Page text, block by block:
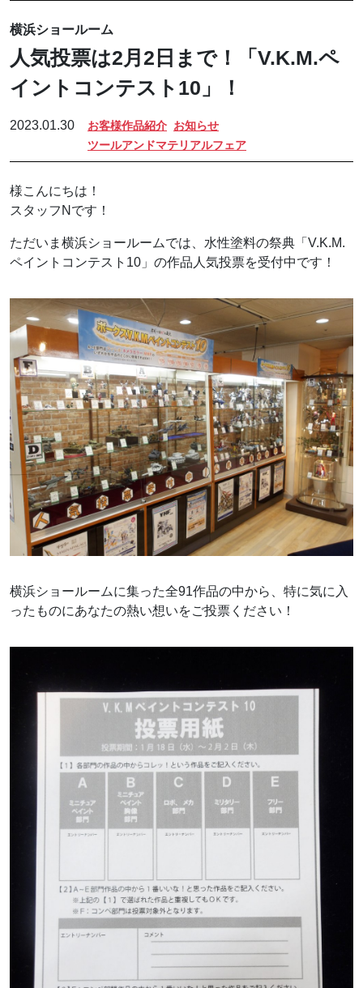
横浜ショールーム
人気投票は2月2日まで！「V.K.M.ペ
イントコンテスト10」！
2023.01.30 お客様作品紹介 お知らせ
ツールアンドマテリアルフェア
様こんにちは！
スタッフNです！
ただいま横浜ショールームでは、水性塗料の祭典「V.K.M.
ペイントコンテスト10」の作品人気投票を受付中です！
横浜ショールームに集った全91作品の中から、特に気に入
ったものにあなたの熱い想いをご投票ください！